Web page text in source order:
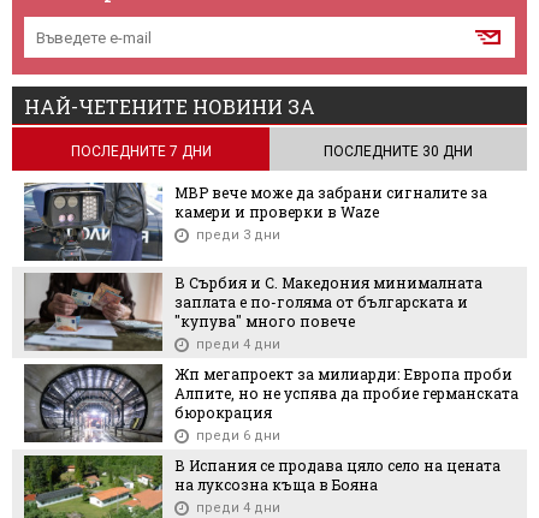
НАЙ-ЧЕТЕНИТЕ НОВИНИ ЗА
ПОСЛЕДНИТЕ 7 ДНИ ПОСЛЕДНИТЕ 30 ДНИ
МВР вече може да забрани сигналите за
камери и проверки в Waze
преди 3 дни
В Сърбия и С. Македония минималната
заплата е по-голяма от българската и
"купува" много повече
преди 4 дни
Жп мегапроект за милиарди: Европа проби
Алпите, но не успява да пробие германската
бюрокрация
преди 6 дни
В Испания се продава цяло село на цената
на луксозна къща в Бояна
преди 4 дни